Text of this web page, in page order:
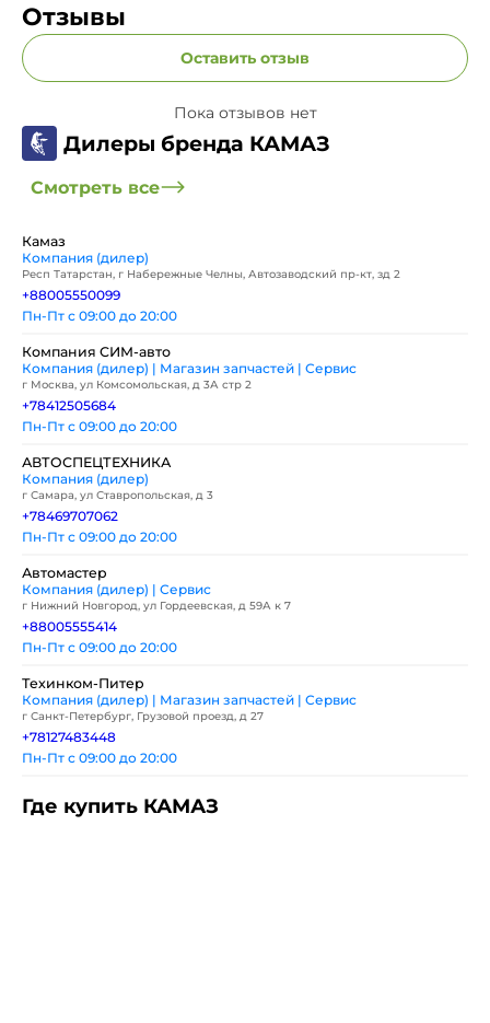
Отзывы
Оставить отзыв
Пока отзывов нет
Дилеры бренда КАМАЗ
Смотреть все
Камаз
Компания (дилер)
Респ Татарстан, г Набережные Челны, Автозаводский пр-кт, зд 2
+88005550099
Пн-Пт с 09:00 до 20:00
Компания СИМ-авто
Компания (дилер) | Магазин запчастей | Сервис
г Москва, ул Комсомольская, д 3А стр 2
+78412505684
Пн-Пт с 09:00 до 20:00
АВТОСПЕЦТЕХНИКА
Компания (дилер)
г Самара, ул Ставропольская, д 3
+78469707062
Пн-Пт с 09:00 до 20:00
Автомастер
Компания (дилер) | Сервис
г Нижний Новгород, ул Гордеевская, д 59А к 7
+88005555414
Пн-Пт с 09:00 до 20:00
Техинком-Питер
Компания (дилер) | Магазин запчастей | Сервис
г Санкт-Петербург, Грузовой проезд, д 27
+78127483448
Пн-Пт с 09:00 до 20:00
Где купить КАМАЗ